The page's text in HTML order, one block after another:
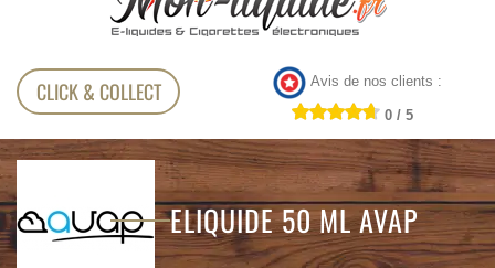
CLICK & COLLECT Avis de nos clients :
0 / 5
ELIQUIDE 50 ML AVAP